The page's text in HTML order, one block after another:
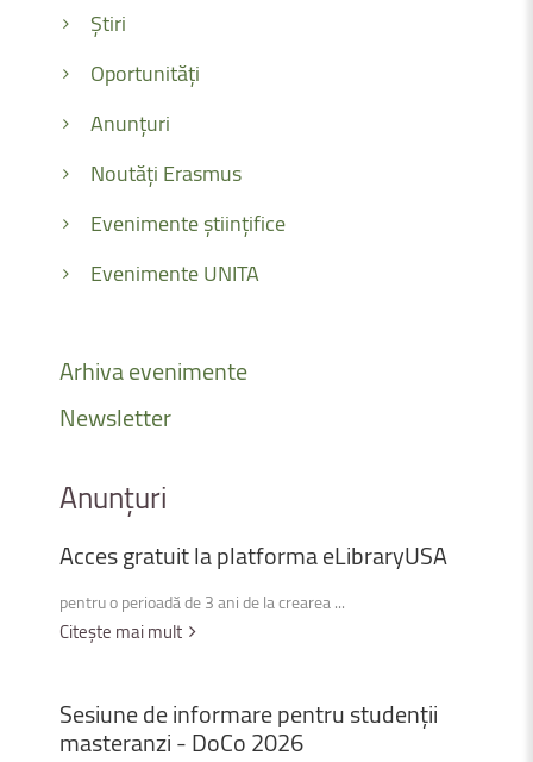
Știri
Oportunități
Anunțuri
Noutăți Erasmus
Evenimente științifice
Evenimente UNITA
Arhivaevenimente
Newsletter
Anunțuri
AccesgratuitlaplatformaeLibraryUSA
pentru o perioadă de 3 ani de la crearea ...
Citește mai mult
Sesiunedeinformarepentrustudenții
masteranzi-DoCo2026